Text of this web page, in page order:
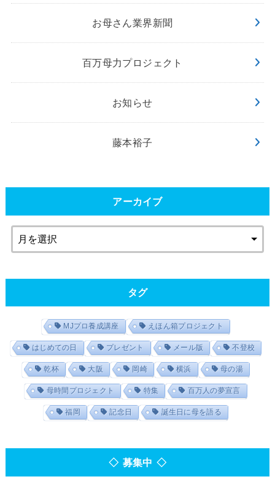
お母さん業界新聞
百万母力プロジェクト
お知らせ
藤本裕子
アーカイブ
タグ
MJプロ養成講座 えほん箱プロジェクト
はじめての日 プレゼント メール版 不登校
乾杯 大阪 岡崎 横浜 母の湯
母時間プロジェクト 特集 百万人の夢宣言
福岡 記念日 誕生日に母を語る
◇ 募集中 ◇